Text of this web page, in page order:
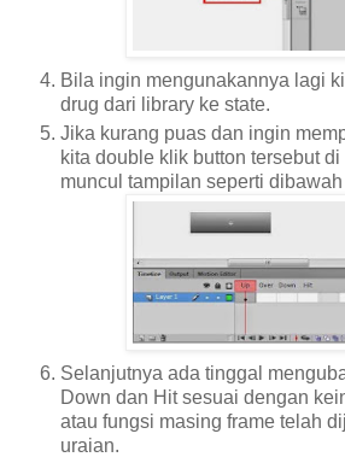
Bila ingin mengunakannya lagi
drug dari library ke state.
Jika kurang puas dan ingin
kita double klik button tersebut
muncul tampilan seperti
Selanjutnya ada tinggal
Down dan Hit sesuai dengan
atau fungsi masing frame telah
uraian.